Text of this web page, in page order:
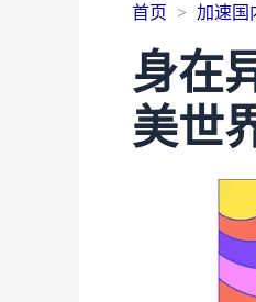
首页 加速国
身在
美世